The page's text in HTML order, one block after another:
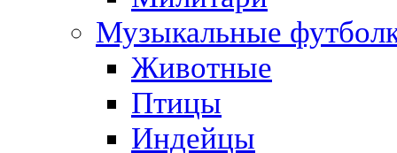
Музыкальные
Животные
Птицы
Индейцы